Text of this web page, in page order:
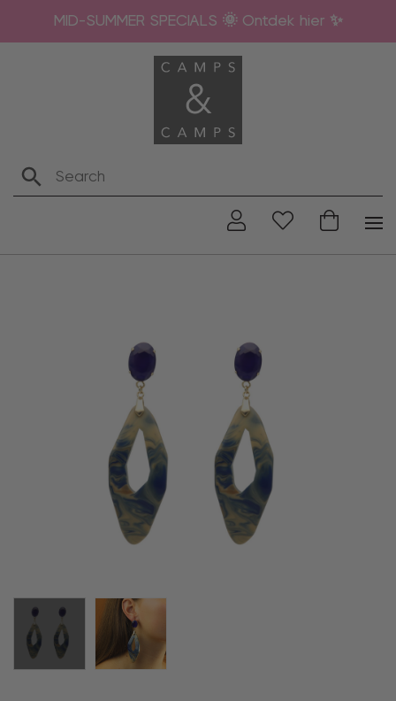
MID-SUMMER SPECIALS 🌞 Ontdek hier ✨